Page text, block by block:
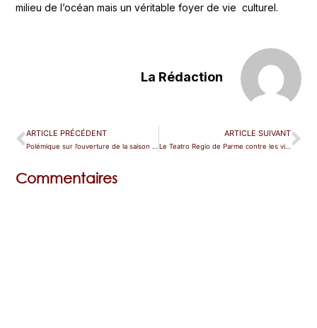
milieu de l’océan mais un véritable foyer de vie culturel.
La Rédaction
ARTICLE PRÉCÉDENT
Polémique sur l’ouverture de la saison scaligère : une mise au point de Dominique Meyer
ARTICLE SUIVANT
Le Teatro Regio de Parme contre les violences faites aux femmes
Commentaires